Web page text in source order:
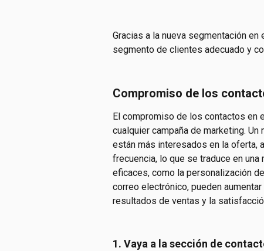
Gracias a la nueva segmentación
segmento de clientes adecuado y
Compromiso de los
El compromiso de los contactos en
cualquier campaña de marketing.
están más interesados en la oferta,
frecuencia, lo que se traduce en
eficaces, como la personalización
correo electrónico, pueden
resultados de ventas y la
1. Vaya a la sección de